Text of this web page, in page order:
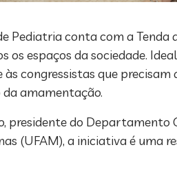
Pediatria conta com a
os espaços da sociedade.
congressistas que
amamentação.
presidente do
(UFAM), a iniciativa é uma